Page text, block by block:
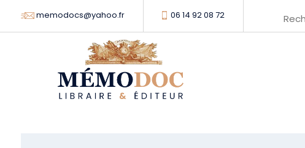
memodocs@yahoo.fr 06 14 92 08 72